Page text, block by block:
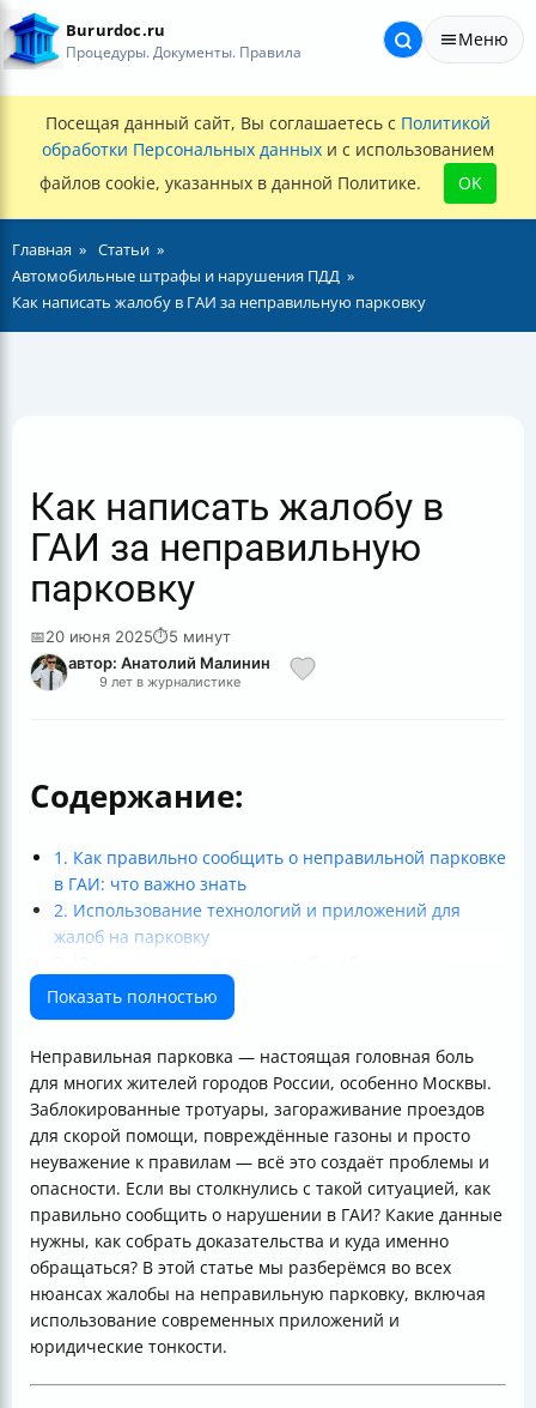
Bururdoc.ru
Процедуры. Документы. Правила
Меню
Посещая данный сайт, Вы соглашаетесь с Политикой
обработки Персональных данных и с использованием
файлов cookie, указанных в данной Политике.
OK
Главная
Статьи
Автомобильные штрафы и нарушения ПДД
Как написать жалобу в ГАИ за неправильную парковку
Как написать жалобу в
ГАИ за неправильную
парковку
📅20 июня 2025⏱5 минут
автор: Анатолий Малинин
9 лет в журналистике
Содержание:
1. Как правильно сообщить о неправильной парковке
в ГАИ: что важно знать
2. Использование технологий и приложений для
жалоб на парковку
штрафов
4. Ответственность, штрафы и меры воздействия
Итог
Показать полностью
Неправильная парковка — настоящая головная боль
для многих жителей городов России, особенно Москвы.
Заблокированные тротуары, загораживание проездов
для скорой помощи, повреждённые газоны и просто
неуважение к правилам — всё это создаёт проблемы и
опасности. Если вы столкнулись с такой ситуацией, как
правильно сообщить о нарушении в ГАИ? Какие данные
нужны, как собрать доказательства и куда именно
обращаться? В этой статье мы разберёмся во всех
нюансах жалобы на неправильную парковку, включая
использование современных приложений и
юридические тонкости.